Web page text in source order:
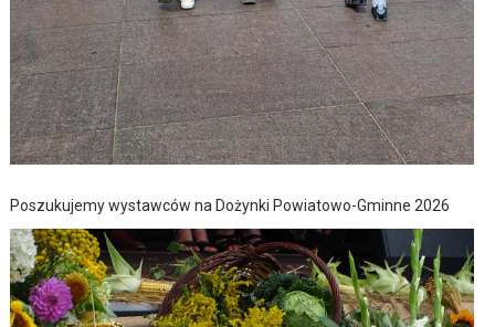
Poszukujemy wystawców na Dożynki Powiatowo-Gminne 2026